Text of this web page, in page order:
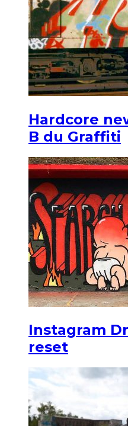
Hardcore
B du Graffiti
Instagram
reset